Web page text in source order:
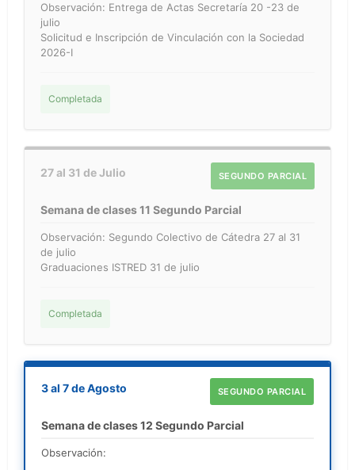
Observación: Entrega de Actas Secretaría 20 -23 de
julio
Solicitud e Inscripción de Vinculación con la Sociedad
2026-I
Completada
27 al 31 de Julio SEGUNDO PARCIAL
Semana de clases 11 Segundo Parcial
Observación: Segundo Colectivo de Cátedra 27 al 31
de julio
Graduaciones ISTRED 31 de julio
Completada
3 al 7 de Agosto SEGUNDO PARCIAL
Semana de clases 12 Segundo Parcial
Observación: